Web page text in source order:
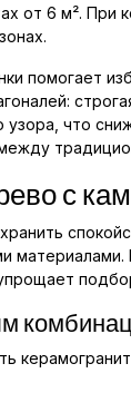
от 6 м². При
помогает
что
с